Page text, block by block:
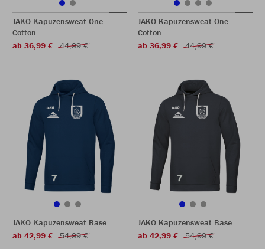
JAKO Kapuzensweat One
Cotton
ab 36,99 €
44,99 €
JAKO Kapuzensweat One
Cotton
ab 36,99 €
44,99 €
JAKO Kapuzensweat Base
ab 42,99 €
54,99 €
JAKO Kapuzensweat Base
ab 42,99 €
54,99 €